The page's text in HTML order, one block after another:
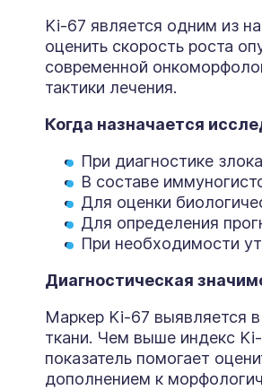
Ki-67 является одним из
оценить скорость роста
современной
тактики лечения.
Когда назначается
При диагностике
В составе
Для оценки
Для определения
При необходимости
Диагностическая
Маркер Ki-67 выявляется
ткани. Чем выше индекс
показатель помогает
дополнением к